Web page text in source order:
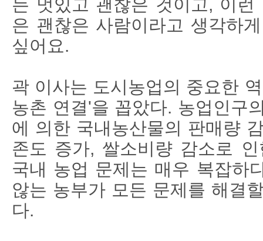
는 멋있고 괜찮은 것이고, 이
은 괜찮은 사람이라고 생각하
싶어요.
곽 이사는 도시농업의 중요한
농촌 연결'을 꼽았다. 농업인구
에 의한 국내농산물의 판매량
존도 증가, 쌀소비량 감소로
국내 농업 문제는 매우 복잡하
않는 농부가 모든 문제를 해결
다.